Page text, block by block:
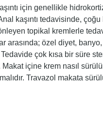
için genellikle
kaşıntı tedavisinde,
topikal kremlerle
arasında; özel diyet,
çok kısa bir süre
içine krem nasıl
Travazol makata